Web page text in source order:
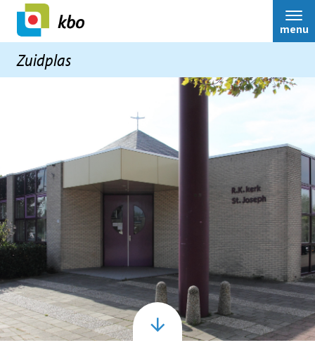
Zuidplas
menu
Over ons
Nieuws
Nieuwsbrieven
Activiteiten
Bestuur